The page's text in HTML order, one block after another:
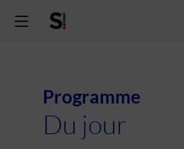
Programme
Du jour